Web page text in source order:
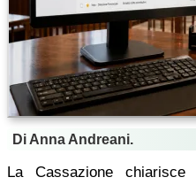
Di Anna Andreani.
La Cassazione